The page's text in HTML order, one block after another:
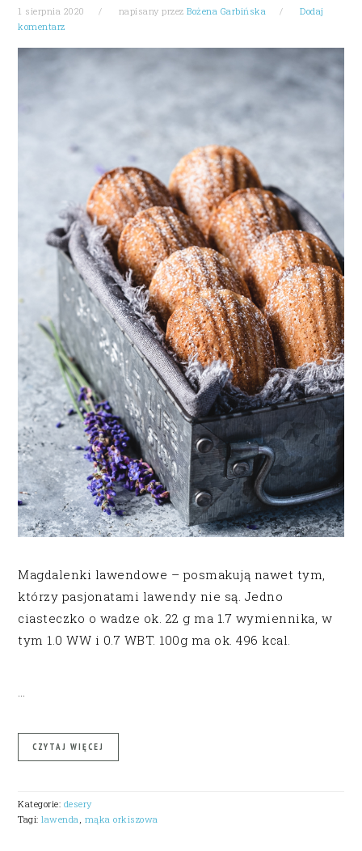
1 sierpnia 2020 napisany przezBożena Garbińska
Dodaj
komentarz
Magdalenki lawendowe – posmakują nawet tym,
którzy pasjonatami lawendy nie są. Jedno
ciasteczko o wadze ok. 22 g ma 1.7 wymiennika, w
tym 1.0 WW i 0.7 WBT. 100g ma ok. 496 kcal.
CZYTAJ WIĘCEJ
Kategorie: desery
Tagi:lawenda mąka orkiszowa